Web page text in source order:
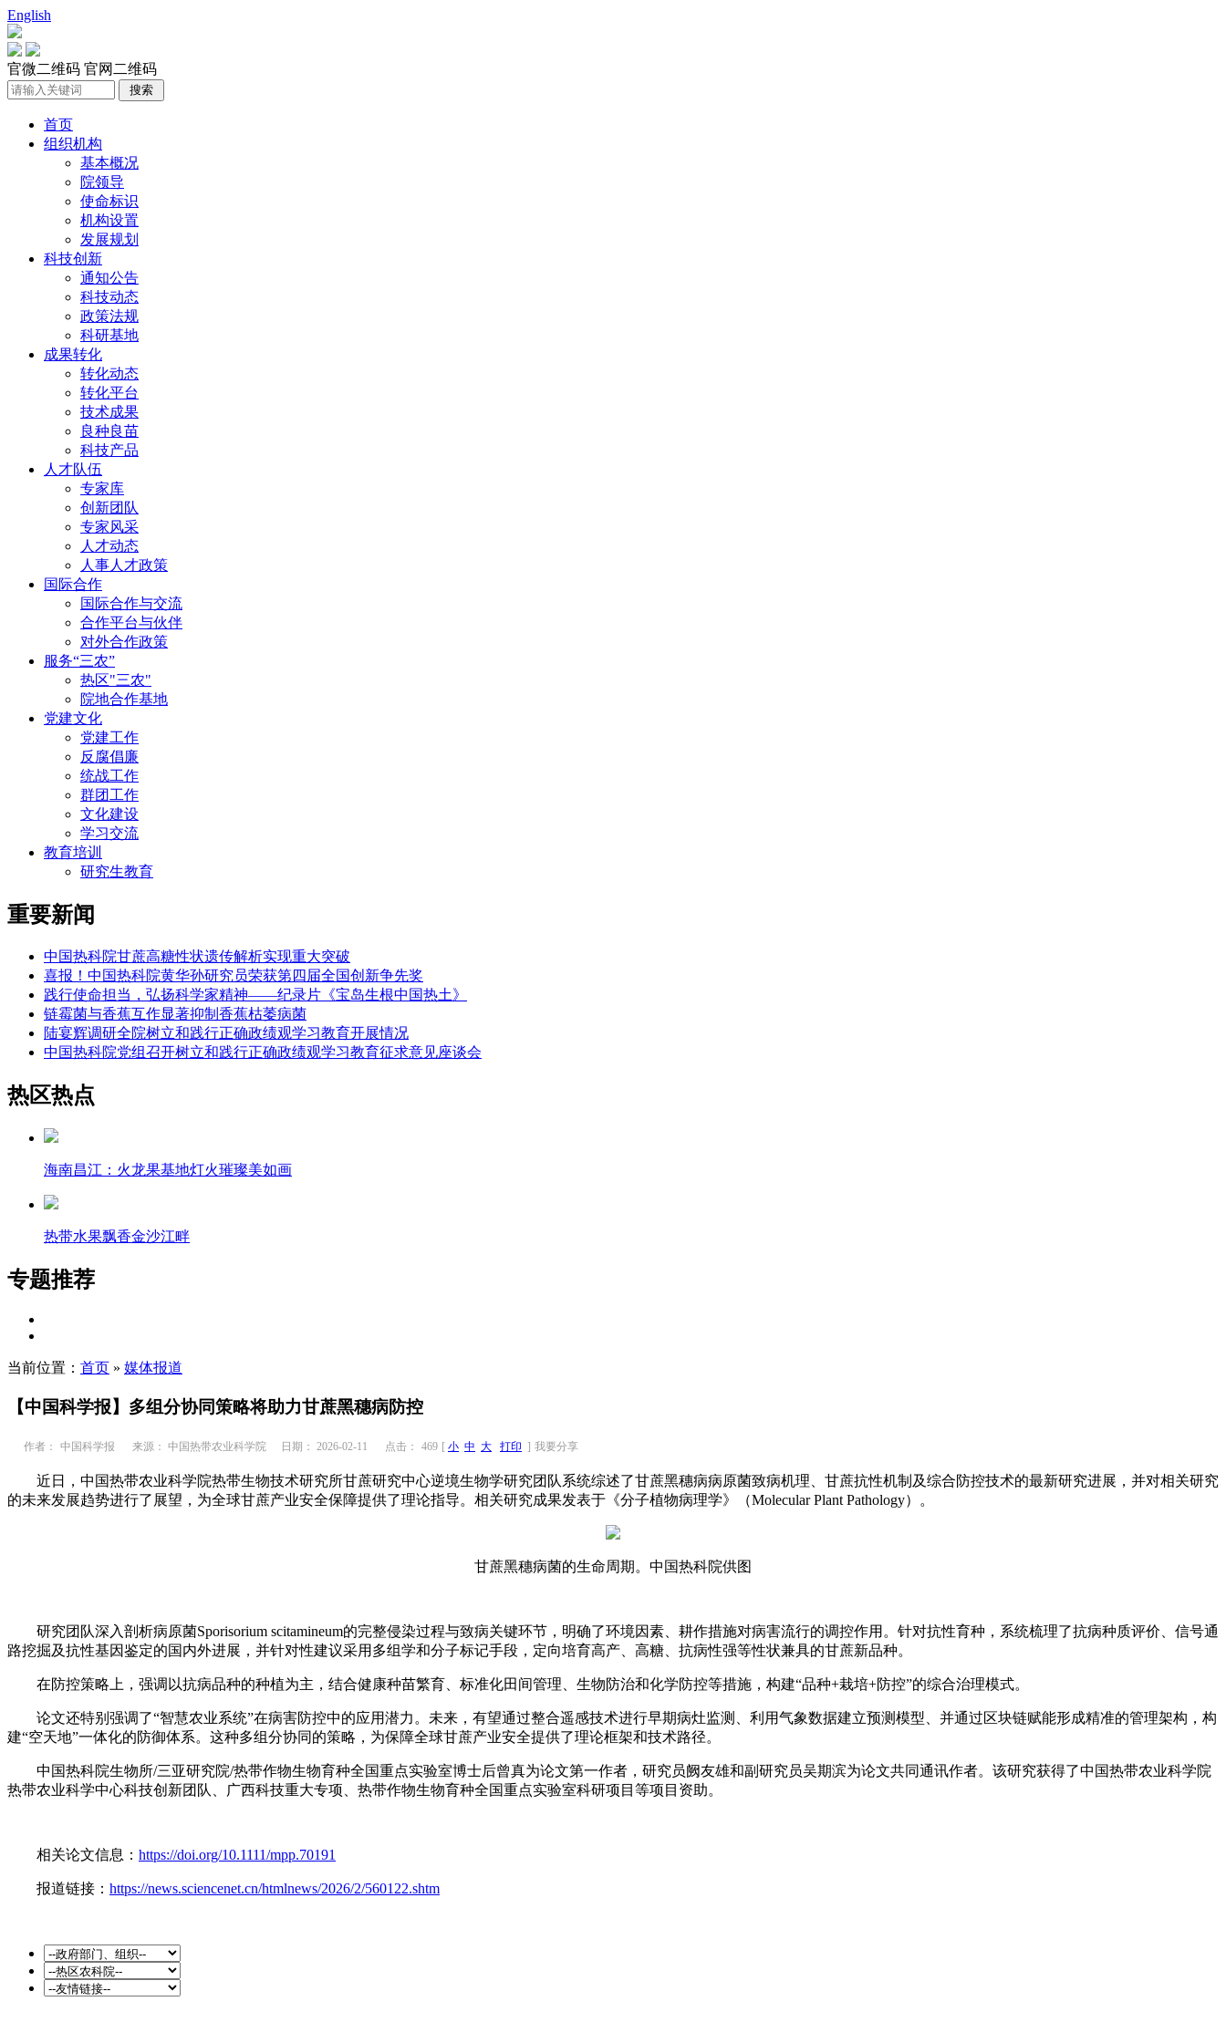
English
官微二维码 官网二维码
首页
组织机构
基本概况
院领导
使命标识
机构设置
发展规划
科技创新
通知公告
科技动态
政策法规
科研基地
成果转化
转化动态
转化平台
技术成果
良种良苗
科技产品
人才队伍
专家库
创新团队
专家风采
人才动态
人事人才政策
国际合作
国际合作与交流
合作平台与伙伴
对外合作政策
服务“三农”
热区"三农"
院地合作基地
党建文化
党建工作
反腐倡廉
统战工作
群团工作
文化建设
学习交流
教育培训
研究生教育
重要新闻
中国热科院甘蔗高糖性状遗传解析实现重大突破
喜报！中国热科院黄华孙研究员荣获第四届全国创新争先奖
践行使命担当，弘扬科学家精神——纪录片《宝岛生根中国热土》
链霉菌与香蕉互作显著抑制香蕉枯萎病菌
陆宴辉调研全院树立和践行正确政绩观学习教育开展情况
中国热科院党组召开树立和践行正确政绩观学习教育征求意见座谈会
热区热点
海南昌江：火龙果基地灯火璀璨美如画
热带水果飘香金沙江畔
专题推荐
当前位置： 首页 » 媒体报道
【中国科学报】多组分协同策略将助力甘蔗黑穗病防控
作者： 中国科学报 来源： 中国热带农业科学院 日期： 2026-02-11 点击： 469 [ 小 中 大 打印 ] 我要分享
近日，中国热带农业科学院热带生物技术研究所甘蔗研究中心逆境生物学研究团队系统综述了甘蔗黑穗病病原菌致病机理、甘蔗抗性机制及综合防控技术的最新研究进展，并对相关研究
的未来发展趋势进行了展望，为全球甘蔗产业安全保障提供了理论指导。相关研究成果发表于《分子植物病理学》（Molecular Plant Pathology）。
甘蔗黑穗病菌的生命周期。中国热科院供图
研究团队深入剖析病原菌Sporisorium scitamineum的完整侵染过程与致病关键环节，明确了环境因素、耕作措施对病害流行的调控作用。针对抗性育种，系统梳理了抗病种质评价、信号通
路挖掘及抗性基因鉴定的国内外进展，并针对性建议采用多组学和分子标记手段，定向培育高产、高糖、抗病性强等性状兼具的甘蔗新品种。
在防控策略上，强调以抗病品种的种植为主，结合健康种苗繁育、标准化田间管理、生物防治和化学防控等措施，构建“品种+栽培+防控”的综合治理模式。
论文还特别强调了“智慧农业系统”在病害防控中的应用潜力。未来，有望通过整合遥感技术进行早期病灶监测、利用气象数据建立预测模型、并通过区块链赋能形成精准的管理架构，构
建“空天地”一体化的防御体系。这种多组分协同的策略，为保障全球甘蔗产业安全提供了理论框架和技术路径。
中国热科院生物所/三亚研究院/热带作物生物育种全国重点实验室博士后曾真为论文第一作者，研究员阙友雄和副研究员吴期滨为论文共同通讯作者。该研究获得了中国热带农业科学院
热带农业科学中心科技创新团队、广西科技重大专项、热带作物生物育种全国重点实验室科研项目等项目资助。
相关论文信息： https://doi.org/10.1111/mpp.70191
报道链接： https://news.sciencenet.cn/htmlnews/2026/2/560122.shtm